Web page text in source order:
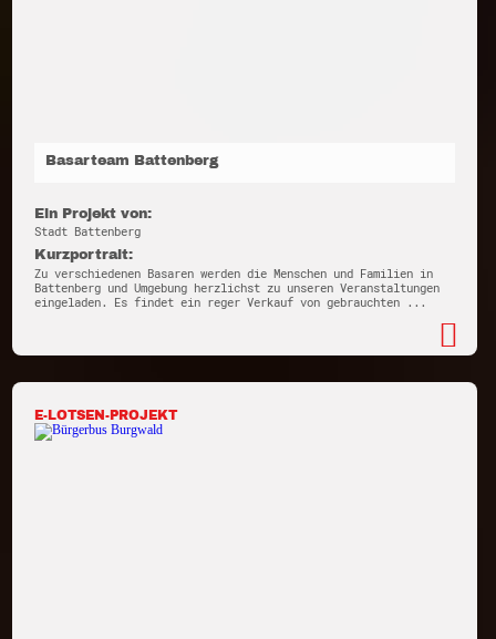
Basarteam Battenberg
Ein Projekt von:
Stadt Battenberg
Kurzportrait:
Zu verschiedenen Basaren werden die Menschen und Familien in
Battenberg und Umgebung herzlichst zu unseren Veranstaltungen
eingeladen. Es findet ein reger Verkauf von gebrauchten ...
E-LOTSEN-PROJEKT